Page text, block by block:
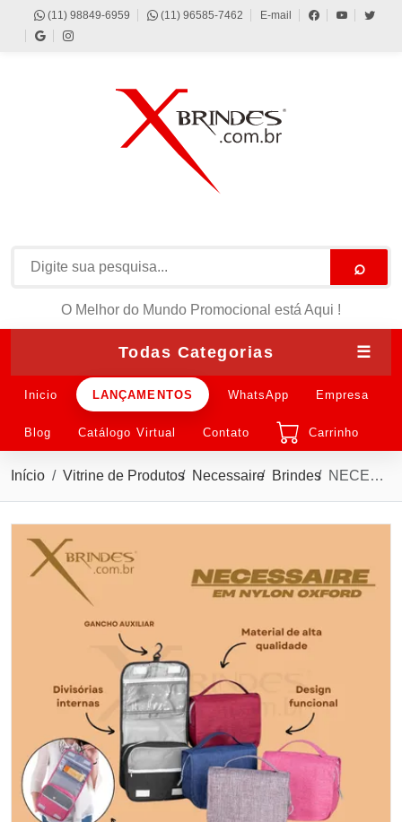
(11) 98849-6959 (11) 96585-7462 E-mail
⌕
O Melhor do Mundo Promocional está Aqui !
Todas Categorias ☰
Inicio LANÇAMENTOS WhatsApp Empresa
Blog Catálogo Virtual Contato Carrinho
Início Vitrine de Produtos Necessaire Brindes NECESSAIRE ORGANIZADORA COM GANCHO E DIVISORIAS X18506